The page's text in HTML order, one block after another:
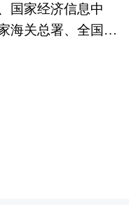
进行了预测，为特
零售商提供了新的
位准确了解目前中
企业定位和发展方
板上市常见问题和
对企业存在的特定
导意义。
重要的生产国，工
部分本土企业在
移动机器人及
争力，产业集群在
聚发展，产业规模
一方面，产业深层
性能伺服电机及高
仍需提升，高速重
与国际顶尖品牌存
国家经济信息中
海关总署、全国商
的基础信息以及特
提供的大量资料。
需状况、发展现
析，重点分析了国
、如何面对行业的
业竞争力，以及行